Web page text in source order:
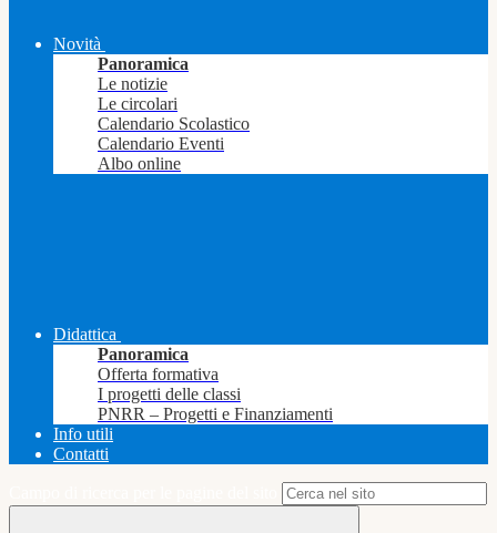
Novità
Panoramica
Le notizie
Le circolari
Calendario Scolastico
Calendario Eventi
Albo online
Didattica
Panoramica
Offerta formativa
I progetti delle classi
PNRR – Progetti e Finanziamenti
Info utili
Contatti